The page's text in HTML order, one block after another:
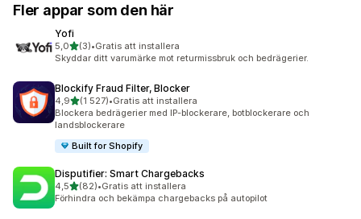
Fler appar som den här
Yofi
5,0av 5 stjärnor
(3)
3 recensioner totalt
•Gratis att installera
Skyddar ditt varumärke mot returmissbruk och bedrägerier.
Blockify Fraud Filter, Blocker
4,9av 5 stjärnor
(1 527)
1527 recensioner totalt
•Gratis att installera
Blockera bedrägerier med IP-blockerare, botblockerare och
landsblockerare
Built for Shopify
Disputifier: Smart Chargebacks
4,5av 5 stjärnor
(82)
82 recensioner totalt
•Gratis att installera
Förhindra och bekämpa chargebacks på autopilot